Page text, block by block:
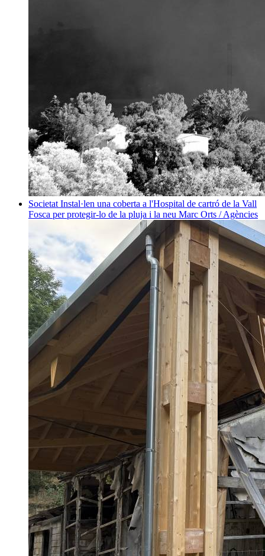
Societat Instal·len una coberta a l'Hospital de cartró de la Vall
Fosca per protegir-lo de la pluja i la neu Marc Orts / Agències